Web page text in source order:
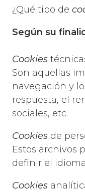
¿Qué tipo de
Según su
Cookies
Son aquellas
navegación y
respuesta, el
sociales, etc.
Cookies de
Estos archivos
definir el
Cookies